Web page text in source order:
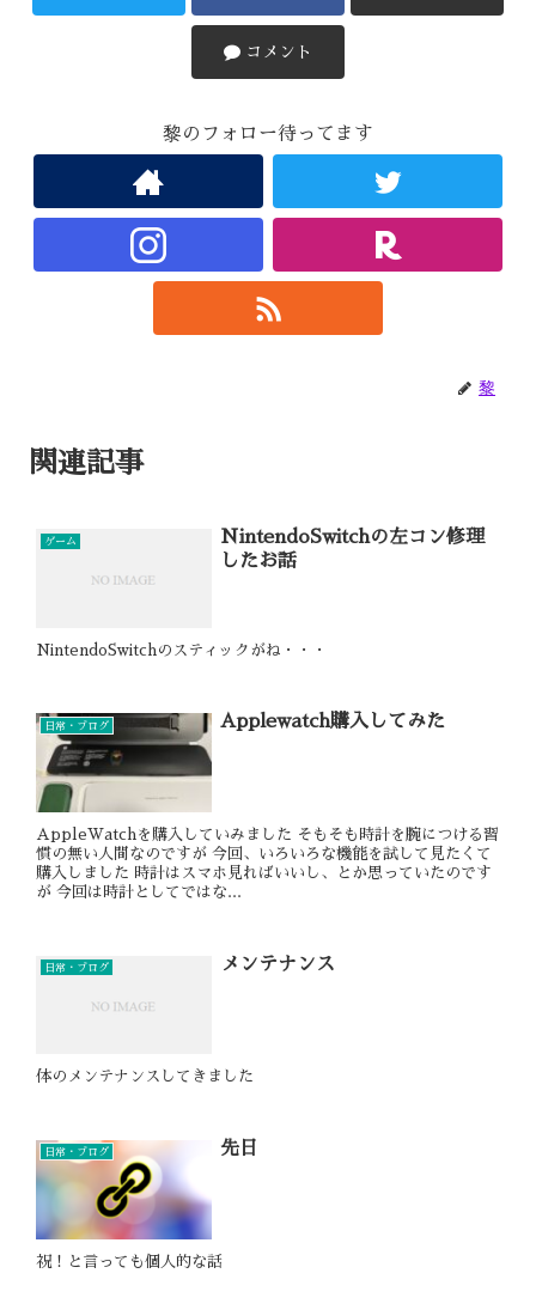
コメント
黎のフォロー待ってます
黎
関連記事
ゲーム
NintendoSwitchの左コン修理
したお話
NintendoSwitchのスティックがね・・・
日常・ブログ Applewatch購入してみた
AppleWatchを購入していみました そもそも時計を腕につける習
慣の無い人間なのですが 今回、いろいろな機能を試して見たくて
購入しました 時計はスマホ見ればいいし、とか思っていたのです
が 今回は時計としてではな...
日常・ブログ メンテナンス
体のメンテナンスしてきました
日常・ブログ 先日
祝！と言っても個人的な話